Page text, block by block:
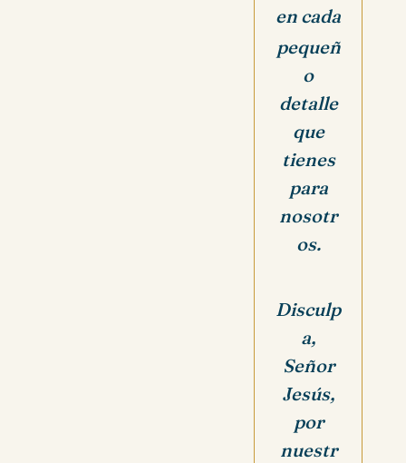
en cada
pequeñ
o
detalle
que
tienes
para
nosotr
os.
Disculp
a,
Señor
Jesús,
por
nuestr